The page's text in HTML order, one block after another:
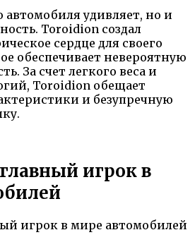
автомобиля удивляет, но и
Toroidion создал
сердце для своего
обеспечивает невероятную
За счет легкого веса и
Toroidion обещает
и безупречную
игрок в